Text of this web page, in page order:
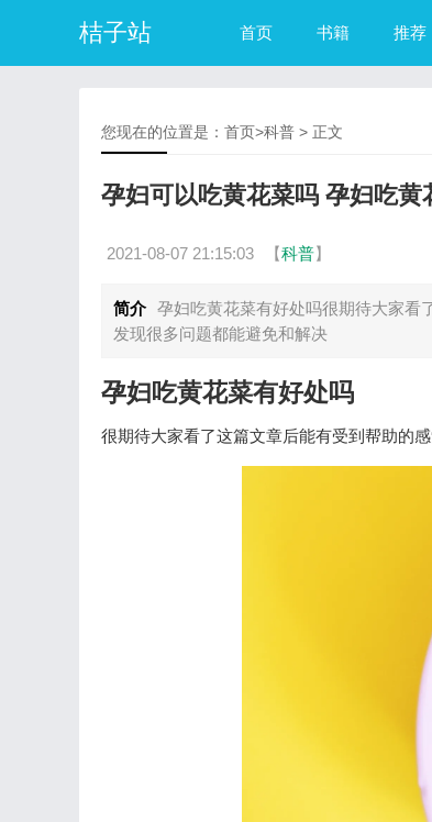
桔子站 首页 书籍 推荐
您现在的位置是： 首页>科普 > 正文
孕妇可以吃黄花菜吗 孕妇吃黄
2021-08-07 21:15:03 【科普】
简介 孕妇吃黄花菜有好处吗很期待大家看
发现很多问题都能避免和解决
孕妇吃黄花菜有好处吗
很期待大家看了这篇文章后能有受到帮助的